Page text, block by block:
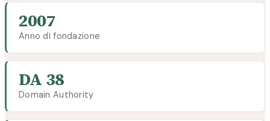
2007
Anno di fondazione
DA 38
Domain Authority